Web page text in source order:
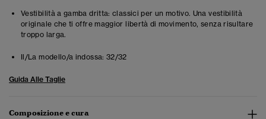
Vestibilità a gamba dritta: classici per un motivo. Una vestibilità
originale che ti offre maggior libertà di movimento, senza risultare
troppo larga.
Il/La modello/a indossa: 32/32
Guida Alle Taglie
Composizione e cura